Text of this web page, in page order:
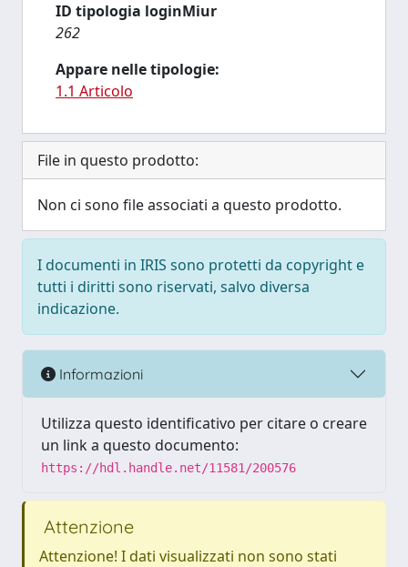
ID tipologia loginMiur
262
Appare nelle tipologie:
1.1 Articolo
File in questo prodotto:
Non ci sono file associati a questo prodotto.
I documenti in IRIS sono protetti da copyright e
tutti i diritti sono riservati, salvo diversa
indicazione.
Informazioni
Utilizza questo identificativo per citare o creare
un link a questo documento:
https://hdl.handle.net/11581/200576
Attenzione
Attenzione! I dati visualizzati non sono stati